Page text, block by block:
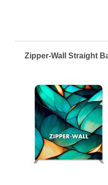
Zipper-Wall Straight